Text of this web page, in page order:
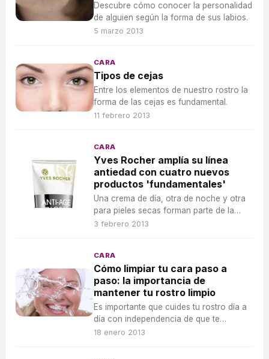
Descubre cómo conocer la personalidad
de alguien según la forma de sus labios.
5 marzo 2013
CARA
Tipos de cejas
Entre los elementos de nuestro rostro la
forma de las cejas es fundamental.
11 febrero 2013
CARA
Yves Rocher amplía su línea
antiedad con cuatro nuevos
productos 'fundamentales'
Una crema de día, otra de noche y otra
para pieles secas forman parte de la
línea 'Fundamental' de Yves Rocher.
3 febrero 2013
CARA
Cómo limpiar tu cara paso a
paso: la importancia de
mantener tu rostro limpio
Es importante que cuides tu rostro día a
día con independencia de que te
maquilles o no.
18 enero 2013